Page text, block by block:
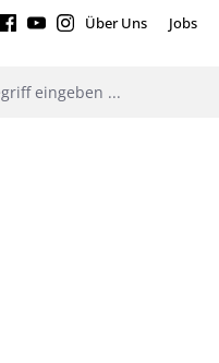
Über Uns Jobs